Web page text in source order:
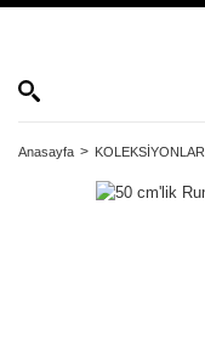
Anasayfa KOLEKSİYONLAR